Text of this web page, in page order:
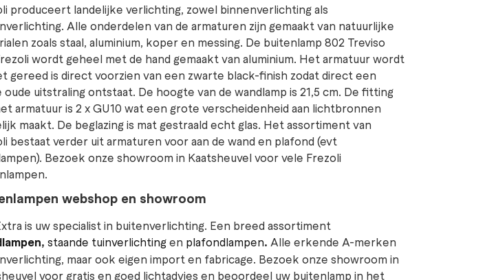
produceert landelijke verlichting, zowel binnenverlichting als
Alle onderdelen van de armaturen zijn gemaakt van natuurlijke
zoals staal, aluminium, koper en messing. De buitenlamp 802 Treviso
wordt geheel met de hand gemaakt van aluminium. Het armatuur wordt
gereed is direct voorzien van een zwarte black-finish zodat direct een
oude uitstraling ontstaat. De hoogte van de wandlamp is 21,5 cm. De fitting
armatuur is 2 x GU10 wat een grote verscheidenheid aan lichtbronnen
maakt. De beglazing is mat gestraald echt glas. Het assortiment van
bestaat verder uit armaturen voor aan de wand en plafond (evt
Bezoek onze showroom in Kaatsheuvel voor vele Frezoli
webshop en showroom
is uw specialist in buitenverlichting. Een breed assortiment
,staande tuinverlichtingen plafondlampen.Alle erkende A-merken
maar ook eigen import en fabricage. Bezoek onze showroom in
voor gratis en goed lichtadvies en beoordeel uw buitenlamp in het